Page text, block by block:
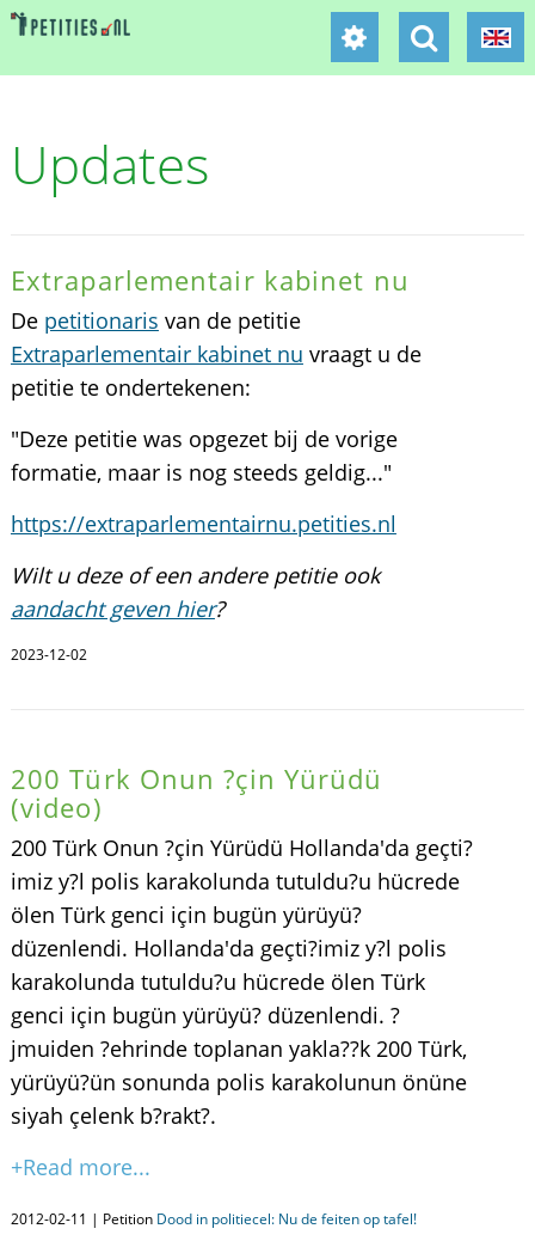
Updates
Extraparlementair kabinet nu
De petitionaris van de petitie
Extraparlementair kabinet nu vraagt u de
petitie te ondertekenen:
"Deze petitie was opgezet bij de vorige
formatie, maar is nog steeds geldig..."
https://extraparlementairnu.petities.nl
Wilt u deze of een andere petitie ook
aandacht geven hier?
2023-12-02
200 Türk Onun ?çin Yürüdü
(video)
200 Türk Onun ?çin Yürüdü Hollanda'da geçti?
imiz y?l polis karakolunda tutuldu?u hücrede
ölen Türk genci için bugün yürüyü?
düzenlendi. Hollanda'da geçti?imiz y?l polis
karakolunda tutuldu?u hücrede ölen Türk
genci için bugün yürüyü? düzenlendi. ?
jmuiden ?ehrinde toplanan yakla??k 200 Türk,
yürüyü?ün sonunda polis karakolunun önüne
siyah çelenk b?rakt?.
+Read more...
2012-02-11 | Petition Dood in politiecel: Nu de feiten op tafel!